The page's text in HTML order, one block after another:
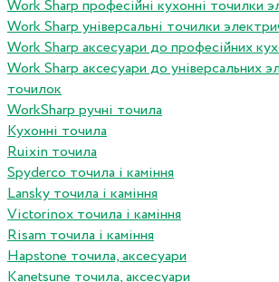
Work Sharp професiйнi кухоннi точилки
Work Sharp унiверсальнi точилки
Work Sharp аксесуари до професiйних
Work Sharp аксесуари до унiверсальних
точилок
WorkSharp ручні точила
Кухонні точила
Ruixin точила
Spyderco точила і каміння
Lansky точила і каміння
Victorinox точила і каміння
Risam точила і каміння
Hapstone точила, аксесуари
Kanetsune точила, аксесуари